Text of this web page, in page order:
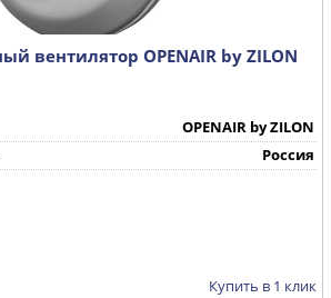
вентилятор OPENAIR by ZILON
OPENAIR by ZILON
Россия
Купить в 1 клик